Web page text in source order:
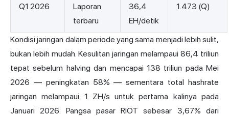
Q1 2026
Laporan
terbaru
36,4
EH/detik
1.473 (Q)
Kondisi jaringan dalam periode yang sama menjadi lebih sulit,
bukan lebih mudah. Kesulitan jaringan melampaui 86,4 triliun
tepat sebelum halving dan mencapai 138 triliun pada Mei
2026 — peningkatan 58% — sementara total hashrate
jaringan melampaui 1 ZH/s untuk pertama kalinya pada
Januari 2026. Pangsa pasar RIOT sebesar 3,67% dari